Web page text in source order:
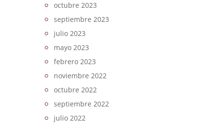
octubre 2023
septiembre 2023
julio 2023
mayo 2023
febrero 2023
noviembre 2022
octubre 2022
septiembre 2022
julio 2022